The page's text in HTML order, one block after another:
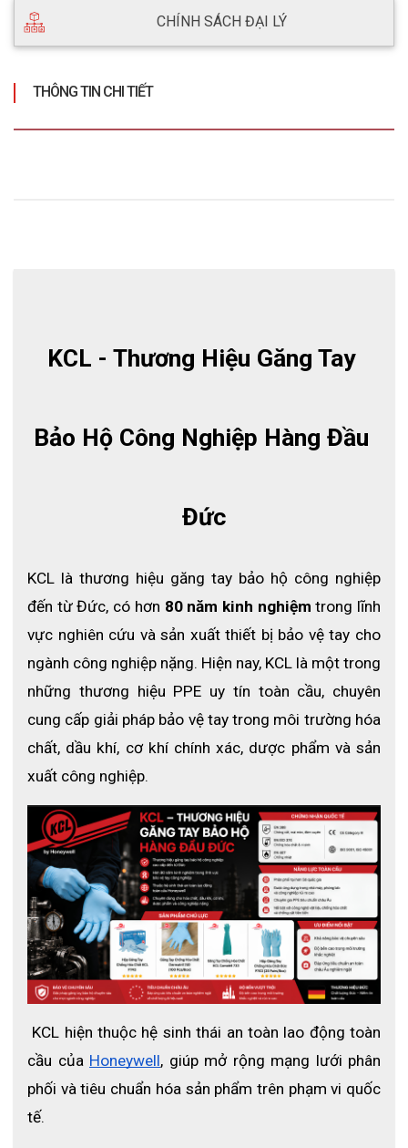
CHÍNH SÁCH ĐẠI LÝ
THÔNG TIN CHI TIẾT
KCL - Thương Hiệu Găng Tay
Bảo Hộ Công Nghiệp Hàng Đầu
Đức
KCL là thương hiệu găng tay bảo hộ công nghiệp
đến từ Đức, có hơn 80 năm kinh nghiệm trong lĩnh
vực nghiên cứu và sản xuất thiết bị bảo vệ tay cho
ngành công nghiệp nặng. Hiện nay, KCL là một trong
những thương hiệu PPE uy tín toàn cầu, chuyên
cung cấp giải pháp bảo vệ tay trong môi trường hóa
chất, dầu khí, cơ khí chính xác, dược phẩm và sản
xuất công nghiệp.
cầu của Honeywell, giúp mở rộng mạng lưới phân
phối và tiêu chuẩn hóa sản phẩm trên phạm vi quốc
tế.